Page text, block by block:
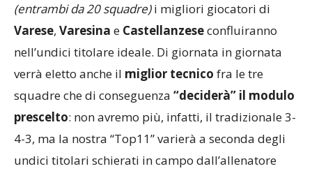
(entrambi da 20 squadre)i migliori giocatori di
Varese, Varesina e Castellanzeseconfluiranno
nell’undici titolare ideale. Di giornata in giornata
verrà eletto anche il miglior tecnico fra le tre
squadre che di conseguenza “deciderà” il modulo
prescelto: non avremo più, infatti, il tradizionale 3-
4-3, ma la nostra “Top11” varierà a seconda degli
undici titolari schierati in campo dall’allenatore